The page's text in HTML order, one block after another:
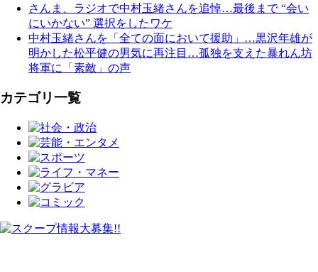
さんま、ラジオで中村玉緒さんを追悼…最後まで “会い
にいかない” 選択をしたワケ
中村玉緒さんを「全ての面において援助」…黒沢年雄が
明かした松平健の男気に再注目…孤独を支えた暴れん坊
将軍に「素敵」の声
カテゴリ一覧